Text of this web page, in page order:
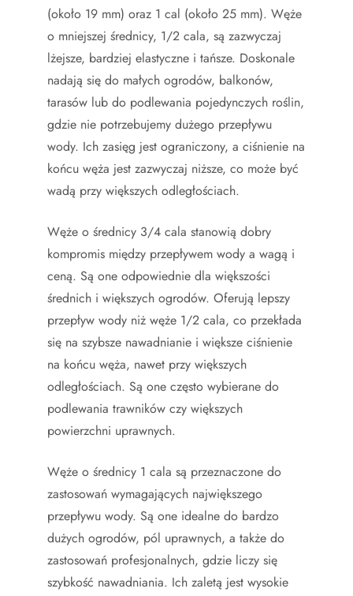
(około 19 mm) oraz 1 cal (około 25 mm). Węże
o mniejszej średnicy, 1/2 cala, są zazwyczaj
lżejsze, bardziej elastyczne i tańsze. Doskonale
nadają się do małych ogrodów, balkonów,
tarasów lub do podlewania pojedynczych roślin,
gdzie nie potrzebujemy dużego przepływu
wody. Ich zasięg jest ograniczony, a ciśnienie na
końcu węża jest zazwyczaj niższe, co może być
wadą przy większych odległościach.
Węże o średnicy 3/4 cala stanowią dobry
kompromis między przepływem wody a wagą i
ceną. Są one odpowiednie dla większości
średnich i większych ogrodów. Oferują lepszy
przepływ wody niż węże 1/2 cala, co przekłada
się na szybsze nawadnianie i większe ciśnienie
na końcu węża, nawet przy większych
odległościach. Są one często wybierane do
podlewania trawników czy większych
powierzchni uprawnych.
Węże o średnicy 1 cala są przeznaczone do
zastosowań wymagających największego
przepływu wody. Są one idealne do bardzo
dużych ogrodów, pól uprawnych, a także do
zastosowań profesjonalnych, gdzie liczy się
szybkość nawadniania. Ich zaletą jest wysokie